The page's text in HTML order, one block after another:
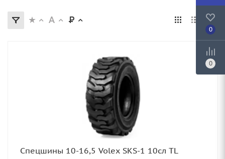
Спецшины 10-16,5 Volex SKS-1 10сл TL
0
0